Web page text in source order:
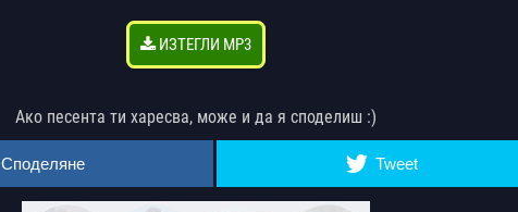
ИЗТЕГЛИ MP3
Ако песента ти харесва, може и да я споделиш :)
Споделяне Tweet